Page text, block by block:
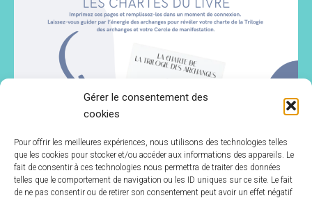
Gérer le consentement des
cookies
Pour offrir les meilleures expériences, nous utilisons des technologies telles
que les cookies pour stocker et/ou accéder aux informations des appareils. Le
fait de consentir à ces technologies nous permettra de traiter des données
telles que le comportement de navigation ou les ID uniques sur ce site. Le fait
de ne pas consentir ou de retirer son consentement peut avoir un effet négatif